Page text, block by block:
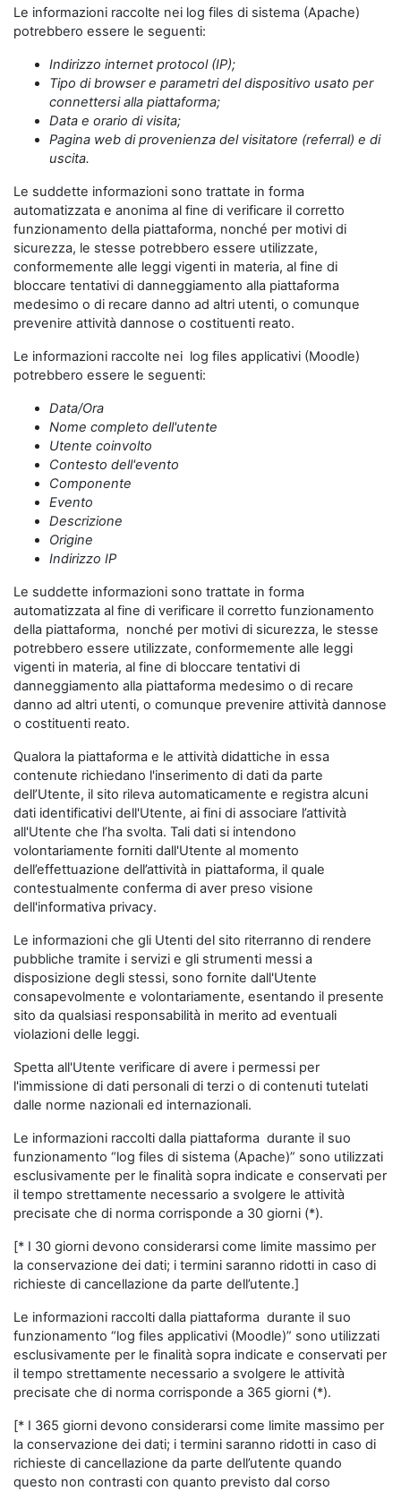
Le informazioni raccolte nei log files di sistema (Apache)
potrebbero essere le seguenti:
Indirizzo internet protocol (IP);
Tipo di browser e parametri del dispositivo usato per
connettersi alla piattaforma;
Data e orario di visita;
Pagina web di provenienza del visitatore (referral) e di
uscita.
Le suddette informazioni sono trattate in forma
automatizzata e anonima al fine di verificare il corretto
funzionamento della piattaforma, nonché per motivi di
sicurezza, le stesse potrebbero essere utilizzate,
conformemente alle leggi vigenti in materia, al fine di
bloccare tentativi di danneggiamento alla piattaforma
medesimo o di recare danno ad altri utenti, o comunque
prevenire attività dannose o costituenti reato.
Le informazioni raccolte nei log files applicativi (Moodle)
potrebbero essere le seguenti:
Data/Ora
Nome completo dell'utente
Utente coinvolto
Contesto dell'evento
Componente
Evento
Descrizione
Origine
Indirizzo IP
Le suddette informazioni sono trattate in forma
automatizzata al fine di verificare il corretto funzionamento
della piattaforma, nonché per motivi di sicurezza, le stesse
potrebbero essere utilizzate, conformemente alle leggi
vigenti in materia, al fine di bloccare tentativi di
danneggiamento alla piattaforma medesimo o di recare
danno ad altri utenti, o comunque prevenire attività dannose
o costituenti reato.
Qualora la piattaforma e le attività didattiche in essa
contenute richiedano l'inserimento di dati da parte
dell’Utente, il sito rileva automaticamente e registra alcuni
dati identificativi dell'Utente, ai fini di associare l’attività
all'Utente che l’ha svolta. Tali dati si intendono
volontariamente forniti dall'Utente al momento
dell’effettuazione dell’attività in piattaforma, il quale
contestualmente conferma di aver preso visione
dell'informativa privacy.
Le informazioni che gli Utenti del sito riterranno di rendere
pubbliche tramite i servizi e gli strumenti messi a
disposizione degli stessi, sono fornite dall'Utente
consapevolmente e volontariamente, esentando il presente
sito da qualsiasi responsabilità in merito ad eventuali
violazioni delle leggi.
Spetta all'Utente verificare di avere i permessi per
l'immissione di dati personali di terzi o di contenuti tutelati
dalle norme nazionali ed internazionali.
Le informazioni raccolti dalla piattaforma durante il suo
funzionamento “log files di sistema (Apache)” sono utilizzati
esclusivamente per le finalità sopra indicate e conservati per
il tempo strettamente necessario a svolgere le attività
precisate che di norma corrisponde a 30 giorni (*).
[* I 30 giorni devono considerarsi come limite massimo per
la conservazione dei dati; i termini saranno ridotti in caso di
richieste di cancellazione da parte dell’utente.]
Le informazioni raccolti dalla piattaforma durante il suo
funzionamento “log files applicativi (Moodle)” sono utilizzati
esclusivamente per le finalità sopra indicate e conservati per
il tempo strettamente necessario a svolgere le attività
precisate che di norma corrisponde a 365 giorni (*).
[* I 365 giorni devono considerarsi come limite massimo per
la conservazione dei dati; i termini saranno ridotti in caso di
richieste di cancellazione da parte dell’utente quando
questo non contrasti con quanto previsto dal corso